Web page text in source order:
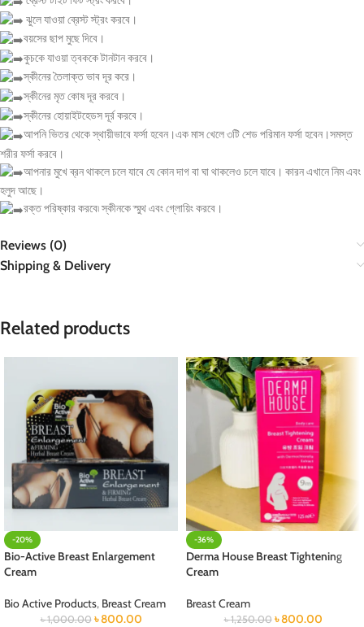
ঝুলে যাওয়া ব্রেস্ট স্ট্রং করবে।
বয়সের ছাপ মুছে দিবে।
কুচকে যাওয়া ত্বককে টানটান করবে।
স্কীনের তৈলাক্ত ভাব দূর করে।
স্কীনের মৃত কোষ দূর করবে।
স্কীনের হোয়াইটহেডস দূর্র করবে।
আপনি ভিতর থেকে স্থায়ীভাবে ফর্সা হবেন।এক মাস খেলে ৩টি শেড পরিমান ফর্সা হবেন।সমস্ত
শরীর ফর্সা করবে।
আপনার মুখে ব্রন থাকলে চলে যাবে যে কোন দাগ বা ঘা থাকলেও চলে যাবে। কারন এখানে নিম এবং
হলুদ আছে।
রক্ত পরিষ্কার করবে৷ স্কীনকে স্মুথ এবং গ্লোয়িং করবে।
Reviews (0)
Shipping & Delivery
Related products
-20%
Bio-Active Breast Enlargement
Cream
Bio Active Products, Breast Cream
৳1,000.00 ৳800.00
-36%
Derma House Breast Tightening
Cream
Breast Cream
৳1,250.00 ৳800.00